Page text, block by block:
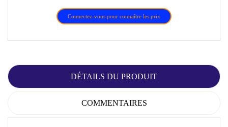
Connectez-vous pour connaître les prix
DÉTAILS DU PRODUIT
COMMENTAIRES